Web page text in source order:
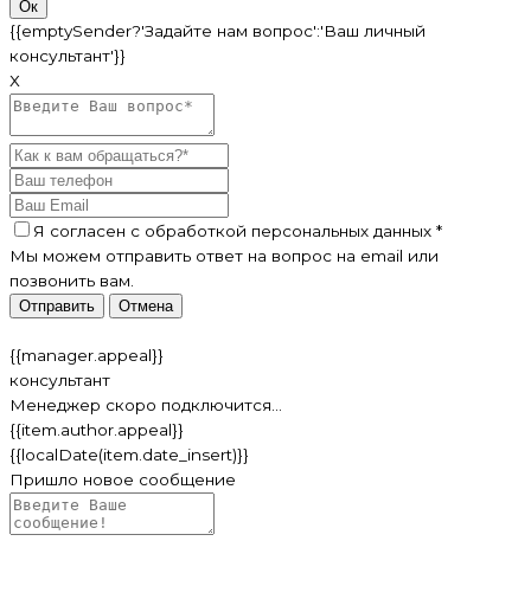
Ок
{{emptySender?'Задайте нам вопрос':'Ваш личный
консультант'}}
Х
Я согласен c обработкой персональных данных *
Мы можем отправить ответ на вопрос на email или
позвонить вам.
Отправить Отмена
{{manager.appeal}}
консультант
Менеджер скоро подключится...
{{item.author.appeal}}
{{localDate(item.date_insert)}}
Пришло новое сообщение